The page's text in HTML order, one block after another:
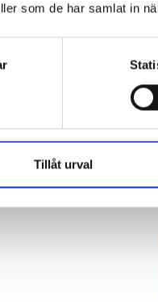
som de har samlat in
Tillåt urval